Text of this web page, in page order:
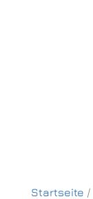
Startseite /